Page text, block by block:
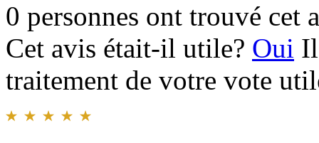
0 personnes ont trouvé cet
Cet avis était-il utile? Oui
traitement de votre vote